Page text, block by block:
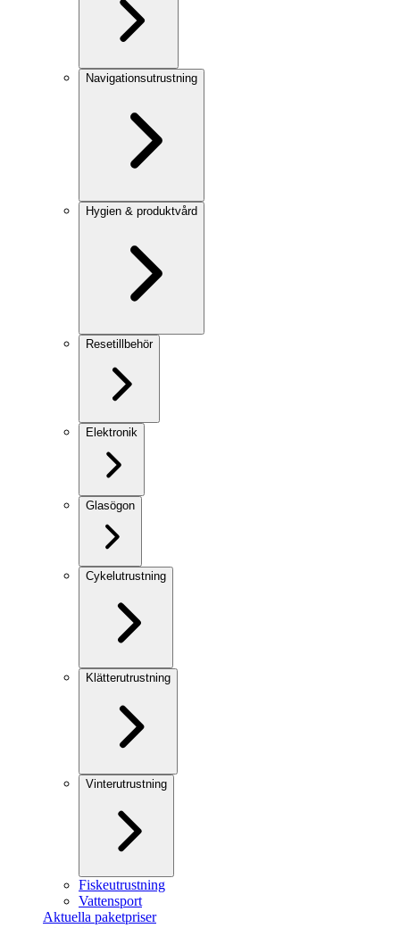
Navigationsutrustning
Hygien & produktvård
Resetillbehör
Elektronik
Glasögon
Cykelutrustning
Klätterutrustning
Vinterutrustning
Fiskeutrustning
Vattensport
Aktuella paketpriser